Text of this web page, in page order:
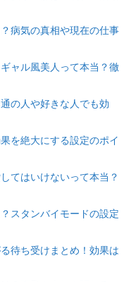
病気の真相や現在の仕事
ャル風美人って本当？徹
の人や好きな人でも効
を絶大にする設定のポイ
てはいけないって本当？
スタンバイモードの設定
待ち受けまとめ！効果は